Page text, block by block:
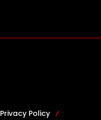
Privacy Policy